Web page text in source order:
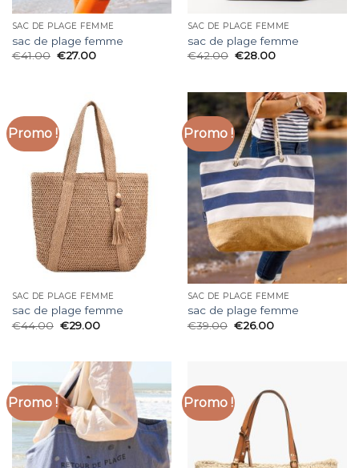
SAC DE PLAGE FEMME
sac de plage femme
€41.00 €27.00
SAC DE PLAGE FEMME
sac de plage femme
€42.00 €28.00
Promo !
SAC DE PLAGE FEMME
sac de plage femme
€44.00 €29.00
Promo !
SAC DE PLAGE FEMME
sac de plage femme
€39.00 €26.00
Promo ! Promo !